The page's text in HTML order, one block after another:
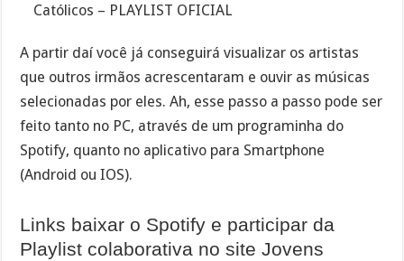
Católicos – PLAYLIST OFICIAL
A partir daí você já conseguirá visualizar os artistas
que outros irmãos acrescentaram e ouvir as músicas
selecionadas por eles. Ah, esse passo a passo pode ser
feito tanto no PC, através de um programinha do
Spotify, quanto no aplicativo para Smartphone
(Android ou IOS).
Links baixar o Spotify e participar da
Playlist colaborativa no site Jovens